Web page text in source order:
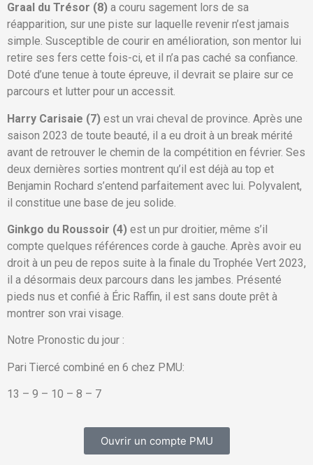
Graal du Trésor (8) a couru sagement lors de sa
réapparition, sur une piste sur laquelle revenir n’est jamais
simple. Susceptible de courir en amélioration, son mentor lui
retire ses fers cette fois-ci, et il n’a pas caché sa confiance.
Doté d’une tenue à toute épreuve, il devrait se plaire sur ce
parcours et lutter pour un accessit.
Harry Carisaie (7) est un vrai cheval de province. Après une
saison 2023 de toute beauté, il a eu droit à un break mérité
avant de retrouver le chemin de la compétition en février. Ses
deux dernières sorties montrent qu’il est déjà au top et
Benjamin Rochard s’entend parfaitement avec lui. Polyvalent,
il constitue une base de jeu solide.
Ginkgo du Roussoir (4) est un pur droitier, même s’il
compte quelques références corde à gauche. Après avoir eu
droit à un peu de repos suite à la finale du Trophée Vert 2023,
il a désormais deux parcours dans les jambes. Présenté
pieds nus et confié à Éric Raffin, il est sans doute prêt à
montrer son vrai visage.
Notre Pronostic du jour :
Pari Tiercé combiné en 6 chez PMU:
13 – 9 – 10 – 8 – 7
Ouvrir un compte PMU